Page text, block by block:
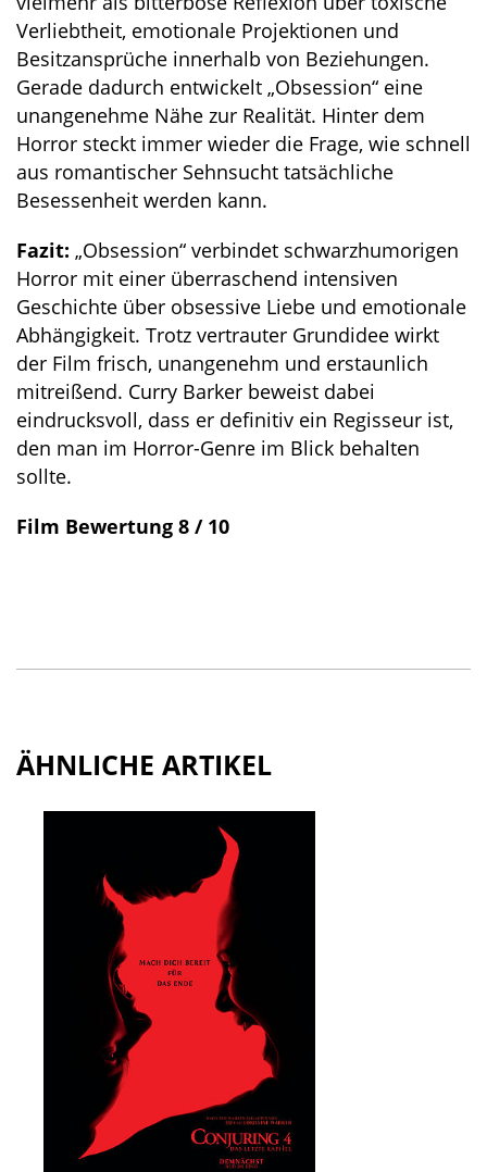
Verliebtheit, emotionale Projektionen und
Besitzansprüche innerhalb von Beziehungen.
Gerade dadurch entwickelt „Obsession“ eine
unangenehme Nähe zur Realität. Hinter dem
Horror steckt immer wieder die Frage, wie schnell
aus romantischer Sehnsucht tatsächliche
Besessenheit werden kann.
Fazit: „Obsession“ verbindet schwarzhumorigen
Horror mit einer überraschend intensiven
Geschichte über obsessive Liebe und emotionale
Abhängigkeit. Trotz vertrauter Grundidee wirkt
der Film frisch, unangenehm und erstaunlich
mitreißend. Curry Barker beweist dabei
eindrucksvoll, dass er definitiv ein Regisseur ist,
den man im Horror-Genre im Blick behalten
sollte.
Film Bewertung 8 / 10
ÄHNLICHE ARTIKEL